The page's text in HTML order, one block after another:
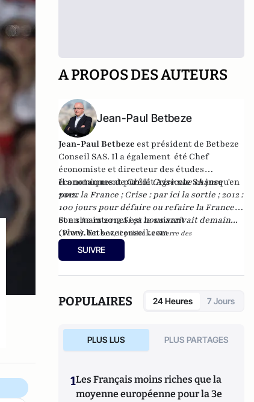
A PROPOS DES AUTEURS
Jean-Paul Betbeze
Jean-Paul Betbeze est président de Betbeze
Conseil SAS. Il a également été Chef
économiste et directeur des études
économiques de Crédit Agricole SA jusqu'en
2012.
Il a notamment publiéCrise une chance
pour la France ;Crise : par ici la sortie ;2012 :
100 jours pour défaire ou refaire la France,
et en mars 2013Si ça nous arrivait demain...
(Plon). En2016, il publieLa Guerre des
Mondialisations
France, ce malade imaginaire" chez le même
Son site internet est le suivant
:www.betbezeconseil.com
SUIVRE
POPULAIRES 24 Heures 7 Jours
PLUS LUS PLUS PARTAGES
1Les Français moins riches que la
moyenne européenne pour la 3e